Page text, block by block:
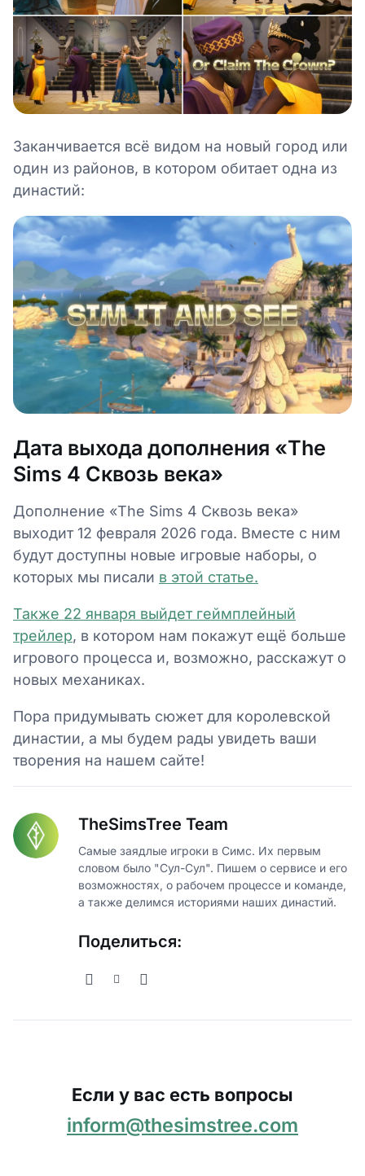
Заканчивается всё видом на новый город или
один из районов, в котором обитает одна из
династий:
Дата выхода дополнения «The
Sims 4 Сквозь века»
Дополнение «The Sims 4 Сквозь века»
выходит 12 февраля 2026 года. Вместе с ним
будут доступны новые игровые наборы, о
которых мы писали в этой статье.
Также 22 января выйдет геймплейный
трейлер, в котором нам покажут ещё больше
игрового процесса и, возможно, расскажут о
новых механиках.
Пора придумывать сюжет для королевской
династии, а мы будем рады увидеть ваши
творения на нашем сайте!
TheSimsTree Team
Самые заядлые игроки в Симс. Их первым
словом было "Сул-Сул". Пишем о сервисе и его
возможностях, о рабочем процессе и команде,
а также делимся историями наших династий.
Поделиться:
Если у вас есть вопросы
inform@thesimstree.com